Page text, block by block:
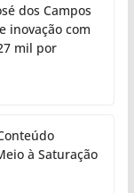
dos Campos
inovação com
mil por
à Saturação